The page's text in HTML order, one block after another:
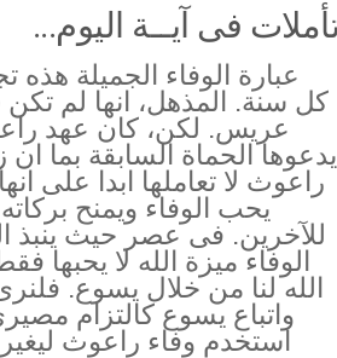
فى آيــة اليوم...
عبارة الوفاء الجميلة هذه
كل سنة. المذهل، انها لم
عريس. لكن، كان عهد
يدعوها الحماة السابقة بما
راعوث لا تعاملها ابدا على
يحب الوفاء ويمنح
للآخرين. فى عصر حيث ينبذ
الوفاء ميزة الله لا يحبها
الله لنا من خلال يسوع. فلنرى
واتباع يسوع كالتزام
استخدم وفاء راعوث